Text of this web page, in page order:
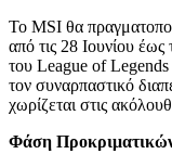
Το MSI θα
από τις 28 Ιουνίου
του League of Legends
τον συναρπαστικό
χωρίζεται στις
Φάση Προκριματικών